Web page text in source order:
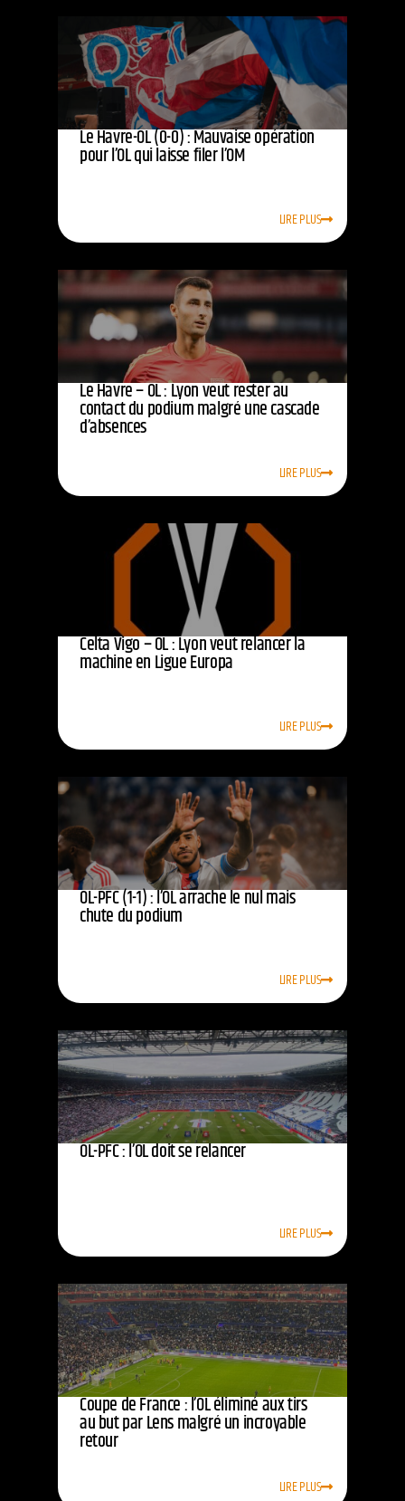
Le Havre-OL (0-0) : Mauvaise opération
pour l’OL qui laisse filer l’OM
LIRE PLUS
Le Havre – OL : Lyon veut rester au
contact du podium malgré une cascade
d’absences
LIRE PLUS
Celta Vigo – OL : Lyon veut relancer la
machine en Ligue Europa
LIRE PLUS
OL-PFC (1-1) : l’OL arrache le nul mais
chute du podium
LIRE PLUS
OL-PFC : l’OL doit se relancer
LIRE PLUS
Coupe de France : l’OL éliminé aux tirs
au but par Lens malgré un incroyable
retour
LIRE PLUS